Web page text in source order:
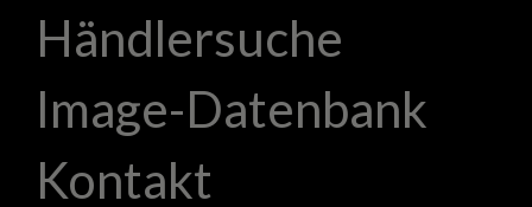
Händlersuche
Image-Datenbank
Kontakt